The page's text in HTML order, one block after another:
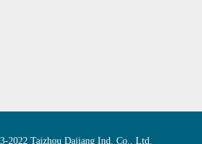
2022 Taizhou Dajiang Ind. Co., Ltd.